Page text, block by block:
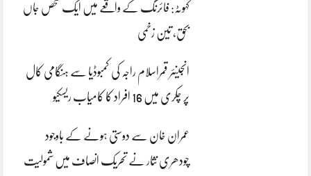
کہوٹہ: فائرنگ کے واقعے میں ایک شخص جاں
بحق، تین زخمی
انجینئر قمراسلام راجہ کی کمبوڈیا سے ہنگامی کال
پر چکری میں 16 افراد کا کامیاب ریسکیو
عمران خان سے دوستی ہونے کے باوجود
چودھری نثار نے تحریک انصاف میں شمولیت